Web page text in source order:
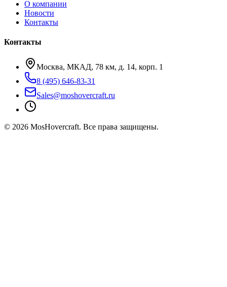
О компании
Новости
Контакты
Контакты
Москва, МКАД, 78 км, д. 14, корп. 1
8 (495) 646-83-31
Sales@moshovercraft.ru
© 2026 MosHovercraft. Все права защищены.